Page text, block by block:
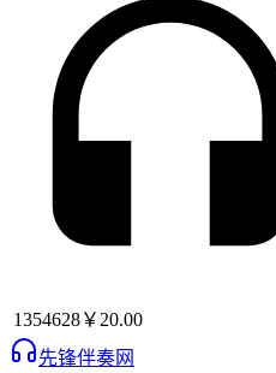
1354628￥20.00
先锋伴奏网